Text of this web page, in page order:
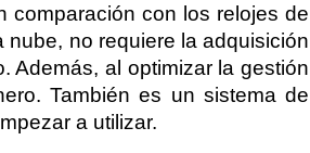
comparación con los relojes de
no requiere la adquisición
Además, al optimizar la gestión
También es un sistema de
a utilizar.